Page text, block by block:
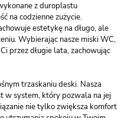
z duroplastu
na codzienne zużycie.
estetykę na długo, ale
Wybierając nasze miski WC,
przez długie lata, zachowując
trzaskaniu deski. Nasza
w system, który pozwala na jej
nie tylko zwiększa komfort